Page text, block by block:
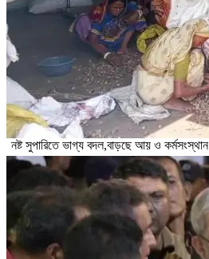
নষ্ট সুপারিতে ভাগ্য বদল,বাড়ছে আয় ও কর্মসংস্থান